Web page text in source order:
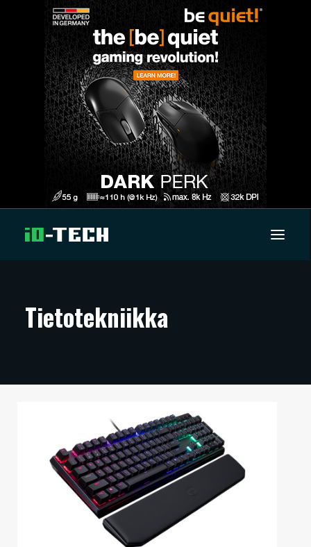
ARTIKKELIT
TECHBBS
Tietotekniikka